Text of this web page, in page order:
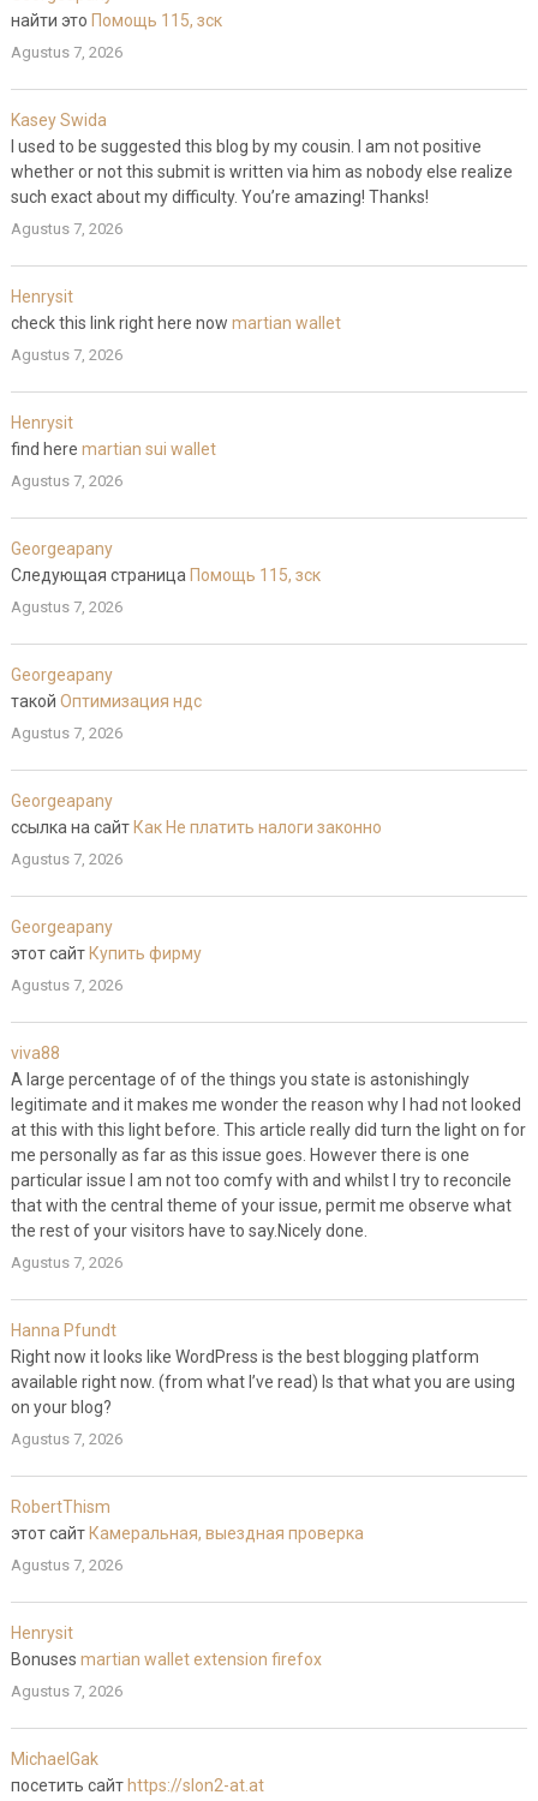
найти это Помощь 115, зск
Agustus 7, 2026
Kasey Swida
I used to be suggested this blog by my cousin. I am not positive
whether or not this submit is written via him as nobody else realize
such exact about my difficulty. You’re amazing! Thanks!
Agustus 7, 2026
Henrysit
check this link right here now martian wallet
Agustus 7, 2026
Henrysit
find here martian sui wallet
Agustus 7, 2026
Georgeapany
Следующая страница Помощь 115, зск
Agustus 7, 2026
Georgeapany
такой Оптимизация ндс
Agustus 7, 2026
Georgeapany
ссылка на сайт Как Не платить налоги законно
Agustus 7, 2026
Georgeapany
этот сайт Купить фирму
Agustus 7, 2026
viva88
A large percentage of of the things you state is astonishingly
legitimate and it makes me wonder the reason why I had not looked
at this with this light before. This article really did turn the light on for
me personally as far as this issue goes. However there is one
particular issue I am not too comfy with and whilst I try to reconcile
that with the central theme of your issue, permit me observe what
the rest of your visitors have to say.Nicely done.
Agustus 7, 2026
Hanna Pfundt
Right now it looks like WordPress is the best blogging platform
available right now. (from what I’ve read) Is that what you are using
on your blog?
Agustus 7, 2026
RobertThism
этот сайт Камеральная, выездная проверка
Agustus 7, 2026
Henrysit
Bonuses martian wallet extension firefox
Agustus 7, 2026
MichaelGak
посетить сайт https://slon2-at.at